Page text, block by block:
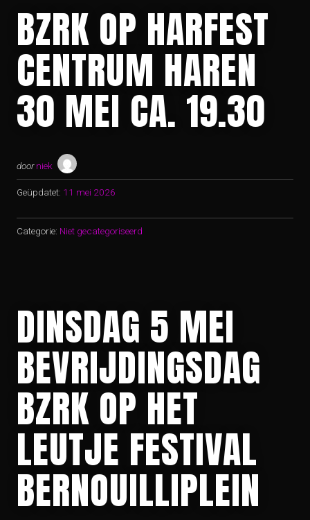
BZRK OP HARFEST
CENTRUM HAREN
30 MEI CA. 19.30
door niek
Geüpdatet: 11 mei 2026
Categorie: Niet gecategoriseerd
DINSDAG 5 MEI
BEVRIJDINGSDAG
BZRK OP HET
LEUTJE FESTIVAL
BERNOUILLIPLEIN